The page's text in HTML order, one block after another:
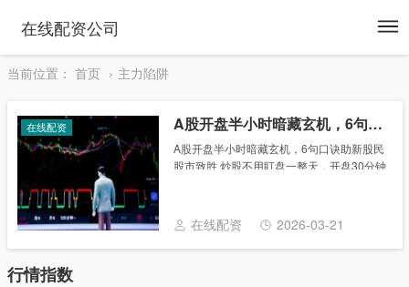
在线配资公司
当前位置： 首页 主力陷阱
在线配资 A股开盘半小时暗藏玄机，6句口诀助新股民股市致胜
A股开盘半小时暗藏玄机，6句口诀助新股民
股市致胜 炒股不用盯盘一整天，开盘30分钟
时间的走势，基本能敲定全天强......
在线配资 2026-03-21
行情指数